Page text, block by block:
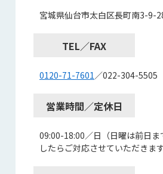
宮城県仙台市太白区長町南3-
TEL／FAX
0120-71-7601／022-304-5505
営業時間／定休日
09:00-18:00／日（日曜は前日ま
したらご対応させていただきます